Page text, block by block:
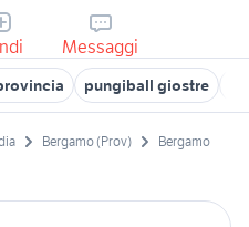
Messaggi
pungiball giostre
Bergamo (Prov) Bergamo